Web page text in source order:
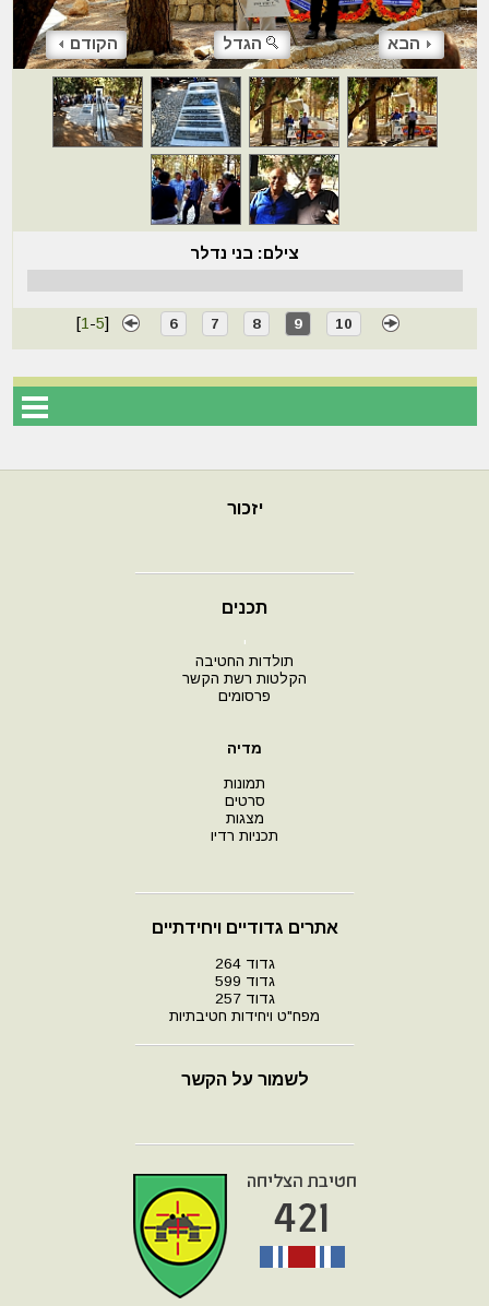
הקודם הגדל הבא
צילם: בני נדלר
[1 -5] 6 7 8 9 10
יזכור
תכנים
י
תולדות החטיבה
הקלטות רשת הקשר
פרסומים
מדיה
תמונות
סרטים
מצגות
תכניות רדיו
אתרים גדודיים ויחידתיים
גדוד 264
גדוד 599
גדוד 257
מפח"ט ויחידות חטיבתיות
לשמור על הקשר